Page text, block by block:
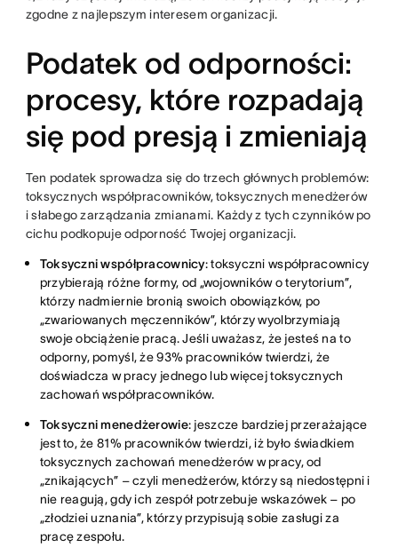
zgodne z najlepszym interesem organizacji.
Podatek od odporności:
procesy, które rozpadają
się pod presją i zmieniają
Ten podatek sprowadza się do trzech głównych problemów:
toksycznych współpracowników, toksycznych menedżerów
i słabego zarządzania zmianami. Każdy z tych czynników po
cichu podkopuje odporność Twojej organizacji.
Toksyczni współpracownicy: toksyczni współpracownicy
przybierają różne formy, od „wojowników o terytorium”,
którzy nadmiernie bronią swoich obowiązków, po
„zwariowanych męczenników”, którzy wyolbrzymiają
swoje obciążenie pracą. Jeśli uważasz, że jesteś na to
odporny, pomyśl, że 93% pracowników twierdzi, że
doświadcza w pracy jednego lub więcej toksycznych
zachowań współpracowników.
Toksyczni menedżerowie: jeszcze bardziej przerażające
jest to, że 81% pracowników twierdzi, iż było świadkiem
toksycznych zachowań menedżerów w pracy, od
„znikających” – czyli menedżerów, którzy są niedostępni i
nie reagują, gdy ich zespół potrzebuje wskazówek – po
„złodziei uznania”, którzy przypisują sobie zasługi za
pracę zespołu.